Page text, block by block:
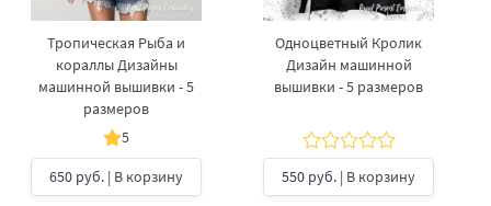
Тропическая Рыба и
кораллы Дизайны
машинной вышивки - 5
размеров
5
650 руб. | В корзину
Одноцветный Кролик
Дизайн машинной
вышивки - 5 размеров
550 руб. | В корзину